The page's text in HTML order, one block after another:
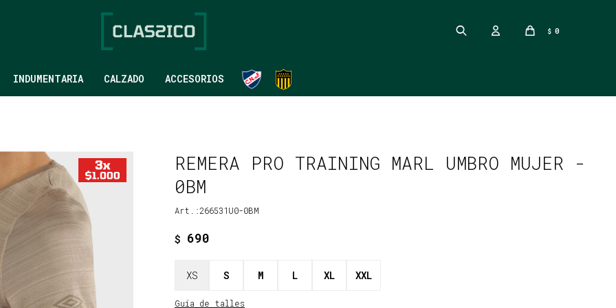
INDUMENTARIA CALZADO ACCESORIOS
$ 0
REMERA PRO TRAINING MARL UMBRO MUJER -
0BM
266531U0-0BM
$ 690
XS S M L XL XXL
Guía de talles